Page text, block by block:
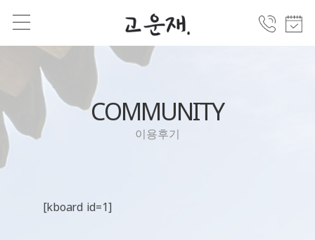
COMMUNITY
이용후기
[kboard id=1]